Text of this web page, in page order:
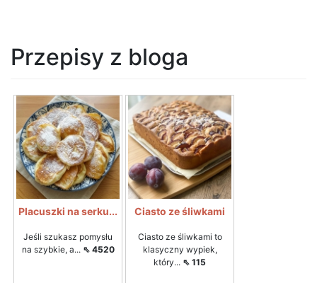
Przepisy z bloga
Placuszki na serku...
Jeśli szukasz pomysłu
na szybkie, a... ⇖ 4520
Ciasto ze śliwkami
Ciasto ze śliwkami to
klasyczny wypiek,
który... ⇖ 115